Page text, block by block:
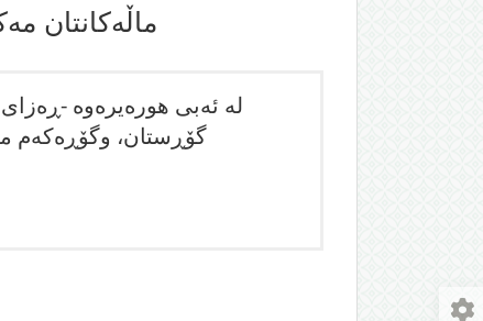
ماڵەکانتان
لە ئەبی هورەیرەوە -
گۆڕستان، وگۆڕەکەم